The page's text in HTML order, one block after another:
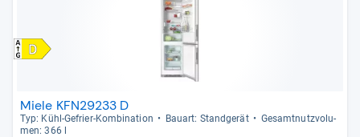
Miele KFN29233 D
Typ: Kühl-​Gefrier-​Kom­bi­na­tion Bau­art: Stand­ge­rät
Gesamt­nutz­vo­lu­
men: 366 l